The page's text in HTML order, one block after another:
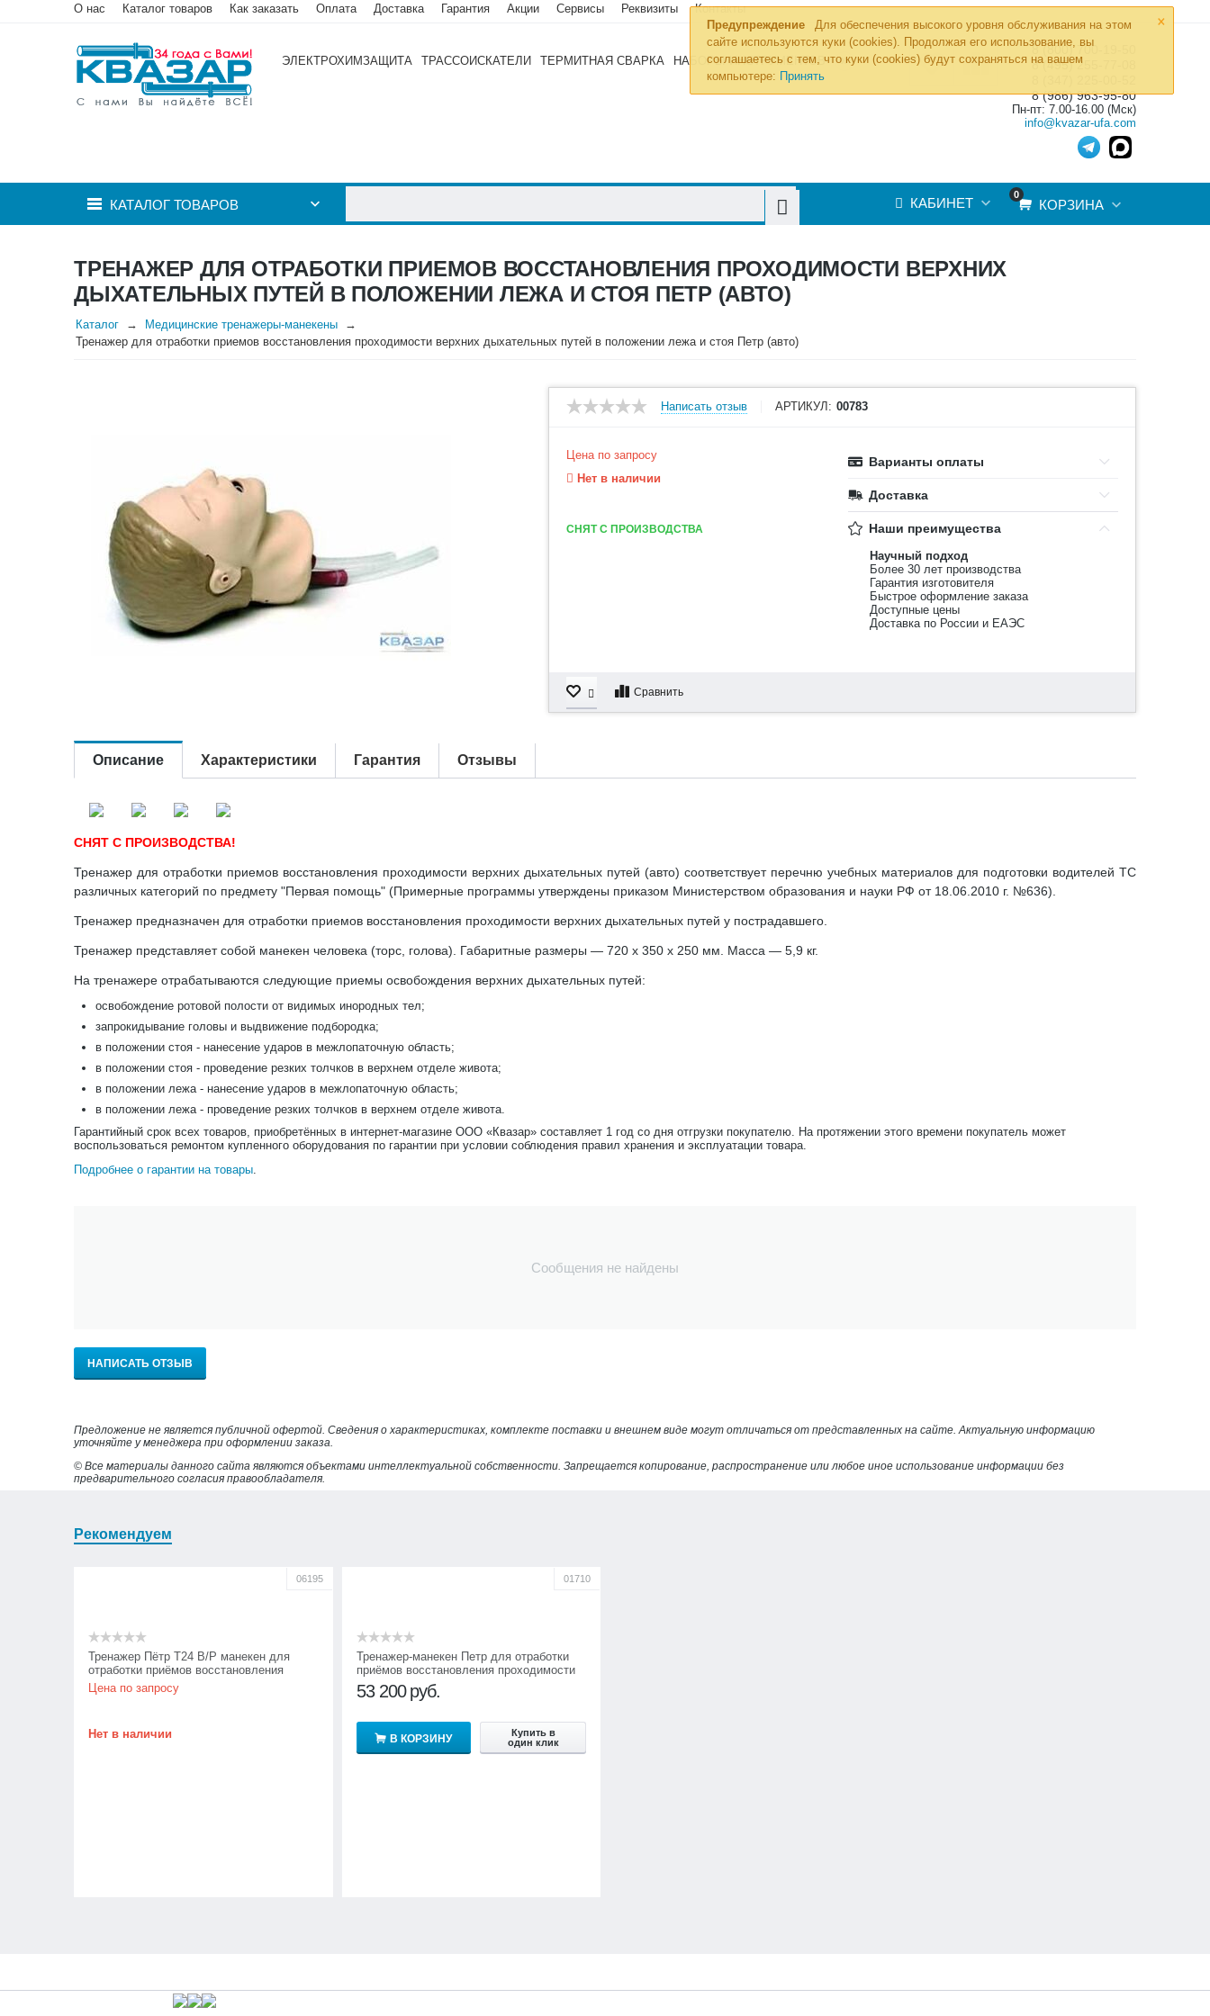
×
Предупреждение
Для обеспечения высокого уровня обслуживания на этом
сайте используются куки (cookies). Продолжая его использование, вы
соглашаетесь с тем, что куки (cookies) будут сохраняться на вашем
компьютере: Принять
О нас Каталог товаров Как заказать Оплата Доставка Гарантия Акции Сервисы Реквизиты Контакты
ЭЛЕКТРОХИМЗАЩИТА ТРАССОИСКАТЕЛИ ТЕРМИТНАЯ СВАРКА НАБОРЫ ИНСТРУМЕНТОВ »
8 (800) 700-19-50
8 (495) 255-77-08
8 (986) 963-95-80
Пн-пт: 7.00-16.00 (Мск)
info@kvazar-ufa.com
КАТАЛОГ ТОВАРОВ
0
КОРЗИНА
КАБИНЕТ
ТРЕНАЖЕР ДЛЯ ОТРАБОТКИ ПРИЕМОВ ВОССТАНОВЛЕНИЯ ПРОХОДИМОСТИ ВЕРХНИХ
ДЫХАТЕЛЬНЫХ ПУТЕЙ В ПОЛОЖЕНИИ ЛЕЖА И СТОЯ ПЕТР (АВТО)
Каталог
Медицинские тренажеры-манекены
Тренажер для отработки приемов восстановления проходимости верхних дыхательных путей в положении лежа и стоя Петр (авто)
Написать отзыв АРТИКУЛ: 00783
Цена по запросу
Нет в наличии
СНЯТ С ПРОИЗВОДСТВА
Варианты оплаты
Доставка
Наши преимущества
Научный подход
Более 30 лет производства
Гарантия изготовителя
Быстрое оформление заказа
Доступные цены
Доставка по России и ЕАЭС
Сравнить
Описание Характеристики Гарантия Отзывы
СНЯТ С ПРОИЗВОДСТВА!
Тренажер для отработки приемов восстановления проходимости верхних дыхательных путей (авто) соответствует перечню учебных материалов для подготовки водителей ТС
различных категорий по предмету "Первая помощь" (Примерные программы утверждены приказом Министерством образования и науки РФ от 18.06.2010 г. №636).
Тренажер предназначен для отработки приемов восстановления проходимости верхних дыхательных путей у пострадавшего.
Тренажер представляет собой манекен человека (торс, голова). Габаритные размеры — 720 х 350 х 250 мм. Масса — 5,9 кг.
На тренажере отрабатываются следующие приемы освобождения верхних дыхательных путей:
освобождение ротовой полости от видимых инородных тел;
запрокидывание головы и выдвижение подбородка;
в положении стоя - нанесение ударов в межлопаточную область;
в положении стоя - проведение резких толчков в верхнем отделе живота;
в положении лежа - нанесение ударов в межлопаточную область;
в положении лежа - проведение резких толчков в верхнем отделе живота.
Гарантийный срок всех товаров, приобретённых в интернет-магазине ООО «Квазар» составляет 1 год со дня отгрузки покупателю. На протяжении этого времени покупатель может
воспользоваться ремонтом купленного оборудования по гарантии при условии соблюдения правил хранения и эксплуатации товара.
Подробнее о гарантии на товары.
Сообщения не найдены
НАПИСАТЬ ОТЗЫВ
Предложение не является публичной офертой. Сведения о характеристиках, комплекте поставки и внешнем виде могут отличаться от представленных на сайте. Актуальную информацию
уточняйте у менеджера при оформлении заказа.
© Все материалы данного сайта являются объектами интеллектуальной собственности. Запрещается копирование, распространение или любое иное использование информации без
предварительного согласия правообладателя.
Рекомендуем
06195
Тренажер Пётр Т24 В/Р манекен для
отработки приёмов восстановления
проходимости верхних дыхательных
путей в положении лёжа и стоя
Цена по запросу
Нет в наличии
01710
Тренажер-манекен Петр для отработки
приёмов восстановления проходимости
верхних дыхательных путей в положении
лёжа и стоя Т24
53 200 руб.
В КОРЗИНУ
Купить в
один клик